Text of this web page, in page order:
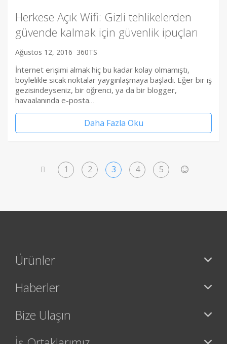
Herkese Açık Wifi: Gizli tehlikelerden
güvende kalmak için güvenlik ipuçları
Ağustos 12, 2016 360TS
İnternet erişimi almak hiç bu kadar kolay olmamıştı,
böylelikle sıcak noktalar yaygınlaşmaya başladı. Eğer bir iş
gezisindeyseniz, bir öğrenci, ya da bir blogger,
havaalanında e-posta…
Daha Fazla Oku
1 2 3 4 5
Ürünler
Haberler
Bize Ulaşın